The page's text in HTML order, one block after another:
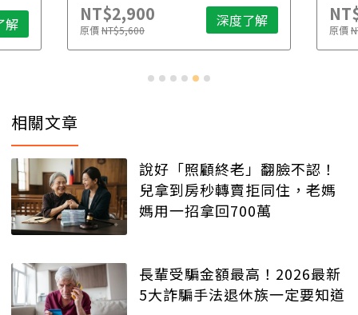
解 NT$2,900
原價NT$5,600 深度了解 原價
相關文章
說好「照顧終老」翻臉不認！
兒拿到房秒轉賣拒同住，老媽
媽用一招拿回700萬
長輩受騙金額最高！2026最新
5大詐騙手法退休族一定要知道